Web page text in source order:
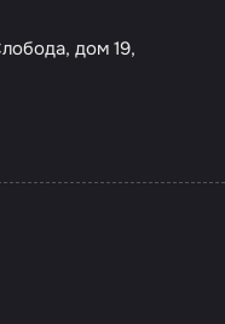
дом 19,